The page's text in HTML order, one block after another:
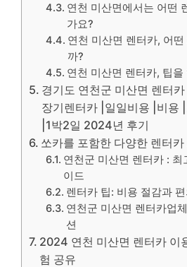
연천 미산면에서는 어떤
가요?
연천 미산면 렌터카, 어
까?
연천 미산면 렌터카, 팁을
경기도 연천군 미산면 렌터카
장기렌터카 |일일비용 |비용
|1박2일 2024년 후기
쏘카를 포함한 다양한 렌터
연천군 미산면 렌터카 :
이드
렌터카 팁: 비용 절감과
연천군 미산면 렌터카업
션
2024 연천 미산면 렌터카 이
험 공유